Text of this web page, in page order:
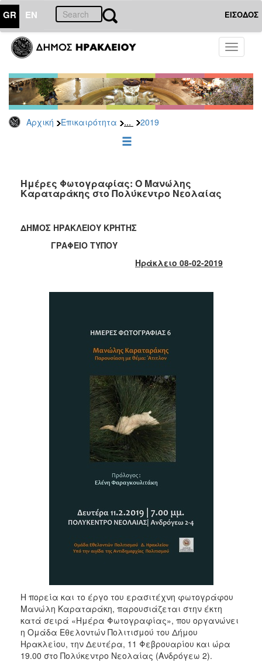
GR EN ΕΙΣΟΔΟΣ
Toggle
Αρχική Επικαιρότητα ... 2019
ΕΠΙΚΑΙΡΟΤΗΤΑ
Τύπου
Αρχείο
2026
2025
2022
2021
2019
2018
Ημέρες Φωτογραφίας: Ο Μανώλης
Καραταράκης στο Πολύκεντρο Νεολαίας
ΔΗΜΟΣ ΗΡΑΚΛΕΙΟΥ ΚΡΗΤΗΣ
ΓΡΑΦΕΙΟ ΤΥΠΟΥ
Ηράκλειο 08-02-2019
Η πορεία και το έργο του ερασιτέχνη φωτογράφου
Μανώλη Καραταράκη, παρουσιάζεται στην έκτη
κατά σειρά «Ημέρα Φωτογραφίας», που οργανώνει
η Ομάδα Εθελοντών Πολιτισμού του Δήμου
Ηρακλείου, την Δευτέρα, 11 Φεβρουαρίου και ώρα
19.00 στο Πολύκεντρο Νεολαίας (Ανδρόγεω 2).